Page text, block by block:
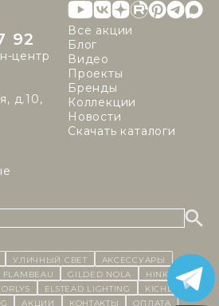
92
центр
д.10,
Все акции
Блог
Видео
Проекты
Бренды
Коллекции
Новости
Скачать каталоги
уличный СВЕТ
Аксессуары
Flambeau Gilded Nola
Hinkley
Elstead Lighting
Kichler
Акции контакты Оплата